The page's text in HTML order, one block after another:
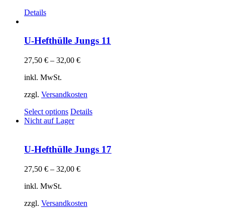
Details
U-Hefthülle Jungs 11
27,50 € – 32,00 €
inkl. MwSt.
zzgl. Versandkosten
Select options Details
Nicht auf Lager
U-Hefthülle Jungs 17
27,50 € – 32,00 €
inkl. MwSt.
zzgl. Versandkosten